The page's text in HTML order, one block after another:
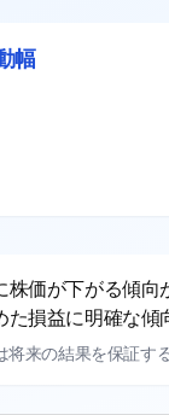
幅
株価が下がる傾向
た損益に明確な傾
来の結果を保証す